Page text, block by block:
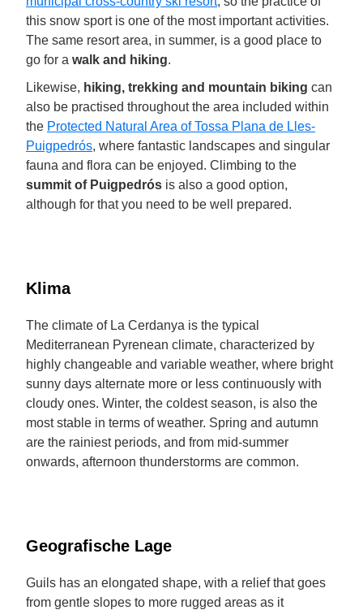
this snow sport is one of the most important activities.
The same resort area, in summer, is a good place to
go for a walk and hiking.
Likewise, hiking, trekking and mountain biking can
also be practised throughout the area included within
the Protected Natural Area of Tossa Plana de Lles-
Puigpedrós, where fantastic landscapes and singular
fauna and flora can be enjoyed. Climbing to the
summit of Puigpedrós is also a good option,
although for that you need to be well prepared.
Klima
The climate of La Cerdanya is the typical
Mediterranean Pyrenean climate, characterized by
highly changeable and variable weather, where bright
sunny days alternate more or less continuously with
cloudy ones. Winter, the coldest season, is also the
most stable in terms of weather. Spring and autumn
are the rainiest periods, and from mid-summer
onwards, afternoon thunderstorms are common.
Geografische Lage
Guils has an elongated shape, with a relief that goes
from gentle slopes to more rugged areas as it